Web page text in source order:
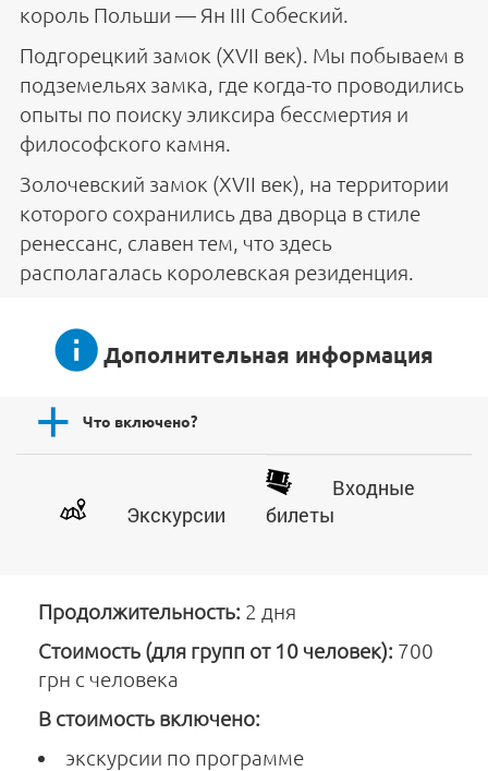
король Польши — Ян III Собеский.
Подгорецкий замок (XVII век). Мы побываем в
подземельях замка, где когда-то проводились
опыты по поиску эликсира бессмертия и
философского камня.
Золочевский замок (XVII век), на территории
которого сохранились два дворца в стиле
ренессанс, славен тем, что здесь
располагалась королевская резиденция.
Дополнительная информация
Что включено?
Экскурсии
Входные
билеты
Продолжительность: 2 дня
Стоимость (для групп от 10 человек): 700
грн с человека
В стоимость включено:
экскурсии по программе